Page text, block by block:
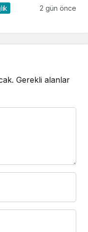
gecikmeyin
2 gün önce
Gerekli alanlar